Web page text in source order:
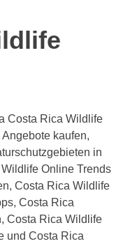
Costa Rica Wildlife
kaufen,
in
Online Trends
Costa Rica Wildlife
Costa Rica
Costa Rica Wildlife
und Costa Rica